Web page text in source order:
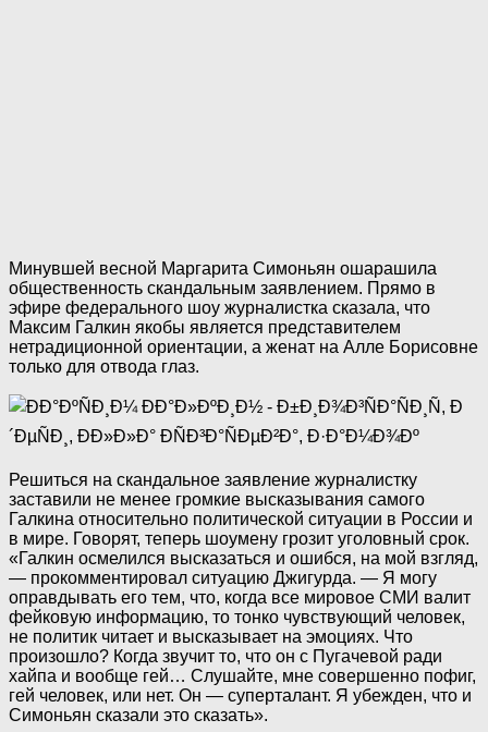
Минувшей весной Маргарита Симоньян ошарашила
общественность скандальным заявлением. Прямо в
эфире федерального шоу журналистка сказала, что
Максим Галкин якобы является представителем
нетрадиционной ориентации, а женат на Алле Борисовне
только для отвода глаз.
Решиться на скандальное заявление журналистку
заставили не менее громкие высказывания самого
Галкина относительно политической ситуации в России и
в мире. Говорят, теперь шоумену грозит уголовный срок.
«Галкин осмелился высказаться и ошибся, на мой взгляд,
— прокомментировал ситуацию Джигурда. — Я могу
оправдывать его тем, что, когда все мировое СМИ валит
фейковую информацию, то тонко чувствующий человек,
не политик читает и высказывает на эмоциях. Что
произошло? Когда звучит то, что он с Пугачевой ради
хайпа и вообще гей… Слушайте, мне совершенно пофиг,
гей человек, или нет. Он — суперталант. Я убежден, что и
Симоньян сказали это сказать».